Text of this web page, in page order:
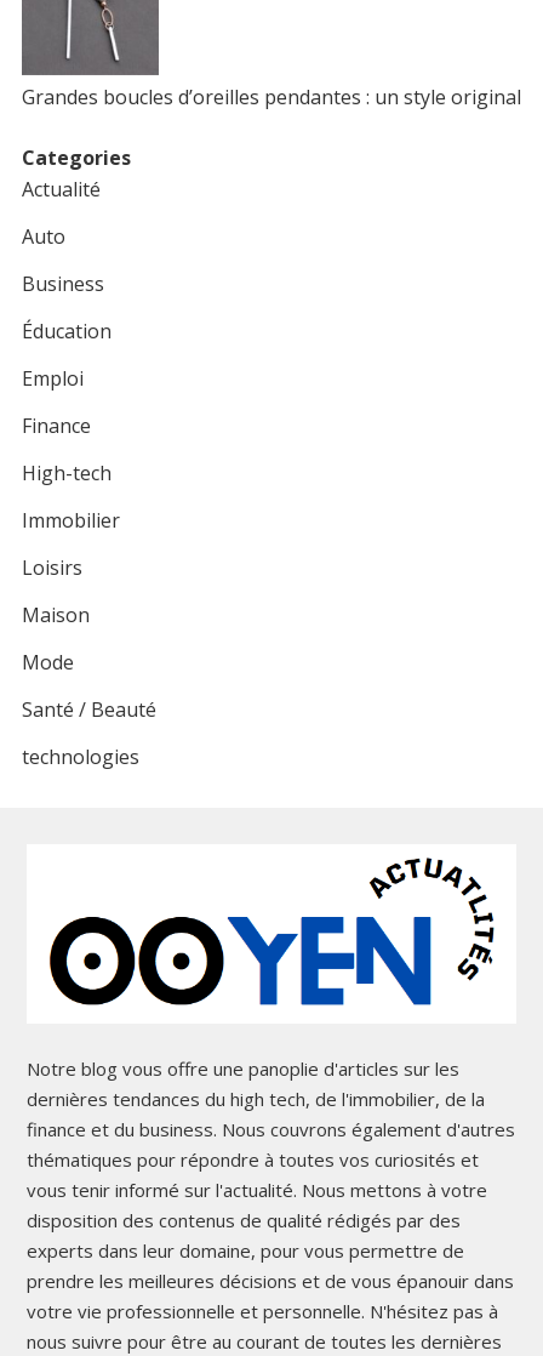
Grandes boucles d’oreilles pendantes : un style original
Categories
Actualité
Auto
Business
Éducation
Emploi
Finance
High-tech
Immobilier
Loisirs
Maison
Mode
Santé / Beauté
technologies
Notre blog vous offre une panoplie d'articles sur les
dernières tendances du high tech, de l'immobilier, de la
finance et du business. Nous couvrons également d'autres
thématiques pour répondre à toutes vos curiosités et
vous tenir informé sur l'actualité. Nous mettons à votre
disposition des contenus de qualité rédigés par des
experts dans leur domaine, pour vous permettre de
prendre les meilleures décisions et de vous épanouir dans
votre vie professionnelle et personnelle. N'hésitez pas à
nous suivre pour être au courant de toutes les dernières